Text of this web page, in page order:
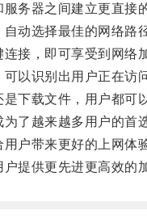
器之间建立更直接
选择最佳的网络路
，即可享受到网络加
识别出用户正在访
载文件，用户都可
越来越多用户的首选
户带来更好的上网体验
供更先进更高效的